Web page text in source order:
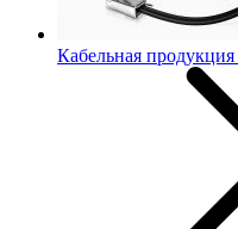
Кабельная продукция